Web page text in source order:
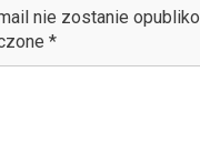
nie zostanie
*